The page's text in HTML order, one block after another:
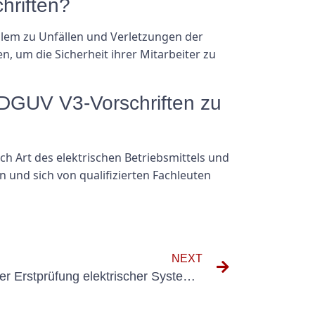
zu Unfällen und Verletzungen der
um die Sicherheit ihrer Mitarbeiter zu
V3-Vorschriften zu
Art des elektrischen Betriebsmittels und
sich von qualifizierten Fachleuten
NEXT
Häufige Probleme, die bei der Erstprüfung elektrischer Systeme aufgedeckt werden